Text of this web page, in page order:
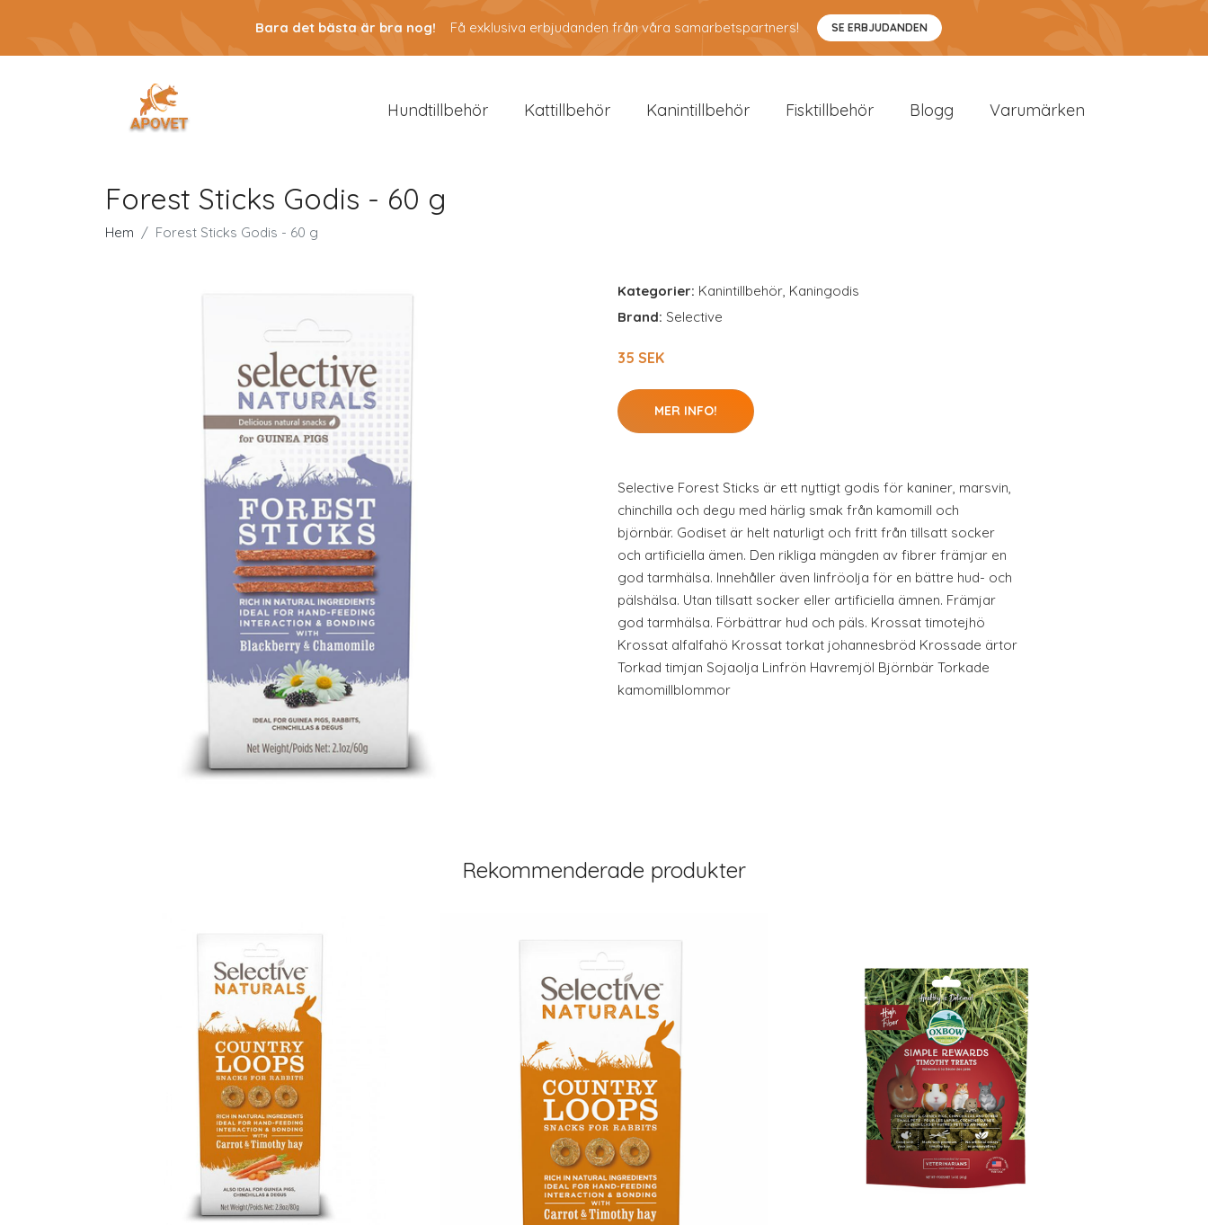
Bara det bästa är bra nog! Få exklusiva erbjudanden från våra samarbetspartners! SE ERBJUDANDEN
Hundtillbehör Kattillbehör Kanintillbehör Fisktillbehör Blogg Varumärken
Forest Sticks Godis - 60 g
Hem Forest Sticks Godis - 60 g
Kategorier: Kanintillbehör, Kaningodis
Brand: Selective
35 SEK
MER INFO!
Selective Forest Sticks är ett nyttigt godis för kaniner, marsvin,
chinchilla och degu med härlig smak från kamomill och
björnbär. Godiset är helt naturligt och fritt från tillsatt socker
och artificiella ämen. Den rikliga mängden av fibrer främjar en
god tarmhälsa. Innehåller även linfröolja för en bättre hud- och
pälshälsa. Utan tillsatt socker eller artificiella ämnen. Främjar
god tarmhälsa. Förbättrar hud och päls. Krossat timotejhö
Krossat alfalfahö Krossat torkat johannesbröd Krossade ärtor
Torkad timjan Sojaolja Linfrön Havremjöl Björnbär Torkade
kamomillblommor
Rekommenderade produkter